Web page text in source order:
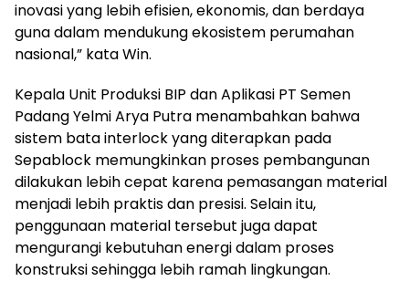
inovasi yang lebih efisien, ekonomis, dan berdaya
guna dalam mendukung ekosistem perumahan
nasional,” kata Win.
Kepala Unit Produksi BIP dan Aplikasi PT Semen
Padang Yelmi Arya Putra menambahkan bahwa
sistem bata interlock yang diterapkan pada
Sepablock memungkinkan proses pembangunan
dilakukan lebih cepat karena pemasangan material
menjadi lebih praktis dan presisi. Selain itu,
penggunaan material tersebut juga dapat
mengurangi kebutuhan energi dalam proses
konstruksi sehingga lebih ramah lingkungan.